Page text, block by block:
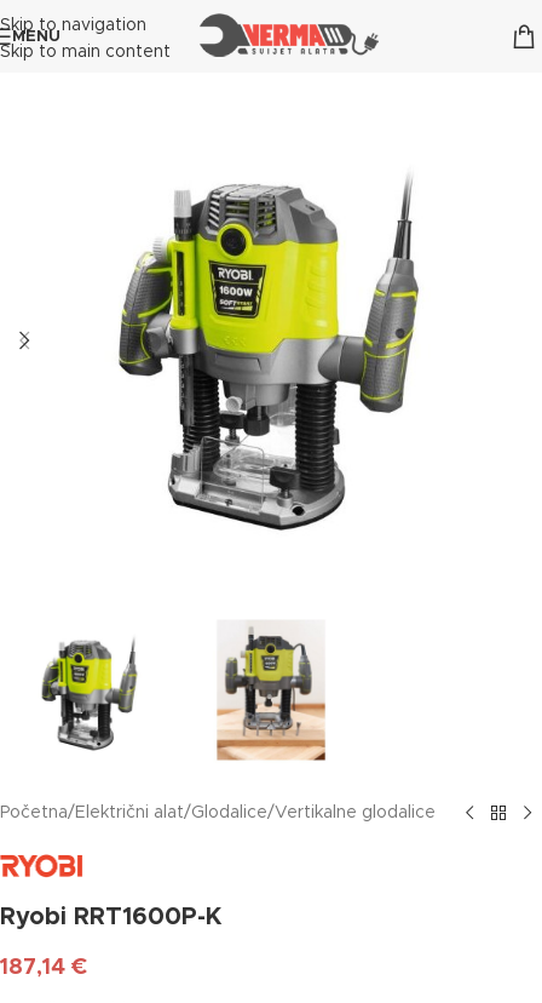
Skip to navigation
Skip to main content
MENU
Početna/ Električni alat/Glodalice/Vertikalne glodalice
Ryobi RRT1600P-K
187,14 €